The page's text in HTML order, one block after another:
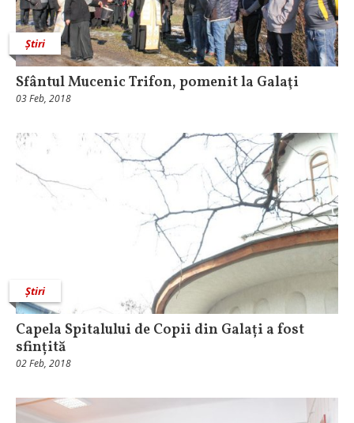
Știri
Sfântul Mucenic Trifon, pomenit la Galaţi
03 Feb, 2018
Știri
Capela Spitalului de Copii din Galați a fost
sfințită
02 Feb, 2018